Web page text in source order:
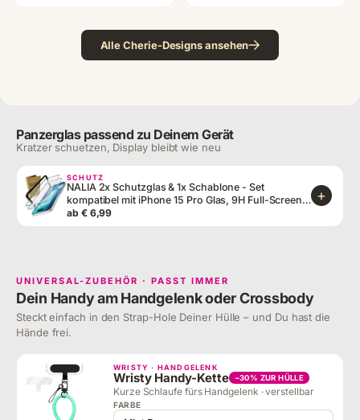
Alle Cherie-Designs ansehen
Panzerglas passend zu Deinem Gerät
Kratzer schuetzen, Display bleibt wie neu
SCHUTZ
NALIA 2x Schutzglas & 1x Schablone - Set
kompatibel mit iPhone 15 Pro Glas, 9H Full-Screen
Glasfolie [Case-Friendly], Applikator, einfache
ab € 6,99
+
UNIVERSAL-ZUBEHÖR · PASST IMMER
Dein Handy am Handgelenk oder Crossbody
Steckt einfach in den Strap-Hole Deiner Hülle – und Du hast die
Hände frei.
WRISTY · HANDGELENK
Wristy Handy-Kette −30% ZUR HÜLLE
Kurze Schlaufe fürs Handgelenk · verstellbar
FARBE